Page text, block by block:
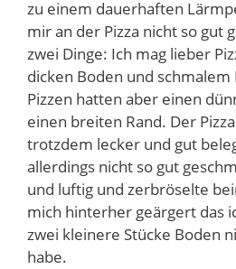
zu einem dauerhaften
mir an der Pizza nicht so gut
zwei Dinge: Ich mag lieber
dicken Boden und schmalem
Pizzen hatten aber einen
einen breiten Rand. Der
trotzdem lecker und gut
allerdings nicht so gut
und luftig und zerbröselte
mich hinterher geärgert das
zwei kleinere Stücke Boden
habe.